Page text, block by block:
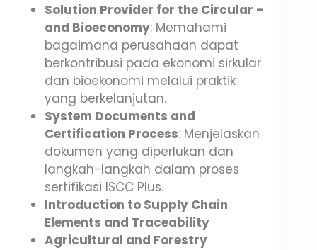
Solution Provider for the Circular –
and Bioeconomy: Memahami
bagaimana perusahaan dapat
berkontribusi pada ekonomi sirkular
dan bioekonomi melalui praktik
yang berkelanjutan.
System Documents and
Certification Process: Menjelaskan
dokumen yang diperlukan dan
langkah-langkah dalam proses
sertifikasi ISCC Plus.
Introduction to Supply Chain
Elements and Traceability
Agricultural and Forestry